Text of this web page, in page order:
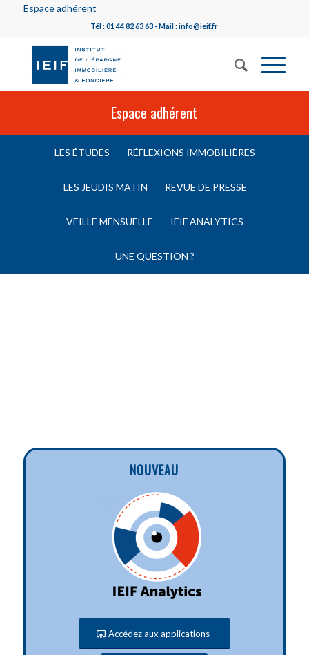
Espace adhérent
Tél : 01 44 82 63 63 - Mail : info@ieif.fr
Espace adhérent
LES ÉTUDES RÉFLEXIONS IMMOBILIÈRES
LES JEUDIS MATIN REVUE DE PRESSE
VEILLE MENSUELLE IEIF ANALYTICS
UNE QUESTION ?
NOUVEAU
Accédez aux applications